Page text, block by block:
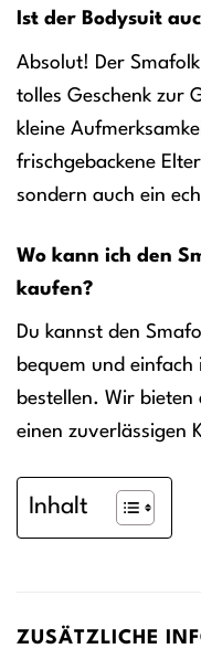
Ist der Bodysuit
Absolut! Der
tolles Geschenk zur
kleine
frischgebackene
sondern auch ein
Wo kann ich den
kaufen?
Du kannst den
bequem und
bestellen. Wir bieten
einen zuverlässigen
Inhalt
ZUSÄTZLICHE